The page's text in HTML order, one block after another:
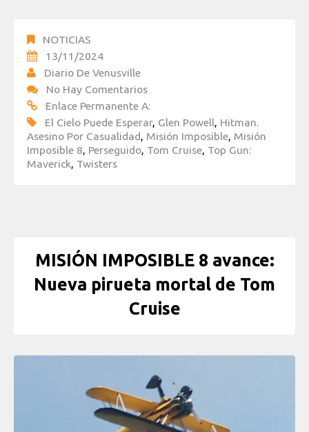
NOTICIAS
13/11/2024
Diario De Venusville
No Hay Comentarios
Enlace Permanente A:
El Cielo Puede Esperar, Glen Powell, Hitman.
Asesino Por Casualidad, Misión Imposible, Misión
Imposible 8, Perseguido, Tom Cruise, Top Gun:
Maverick, Twisters
MISIÓN IMPOSIBLE 8 avance:
Nueva pirueta mortal de Tom
Cruise